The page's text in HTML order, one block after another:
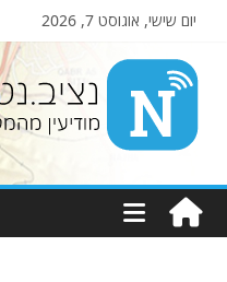
יום שישי, אוגוסט 7, 2026
Nziv.net
מודיעין
מהמקורות